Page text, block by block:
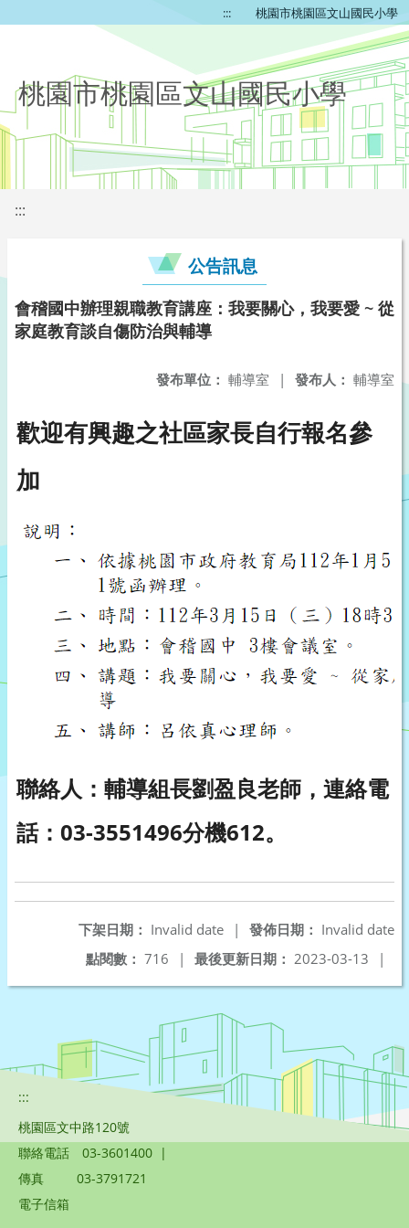
::: 桃園市桃園區文山國民小學
桃園市桃園區文山國民小學
:::
公告訊息
會稽國中辦理親職教育講座：我要關心，我要愛 ~ 從
家庭教育談自傷防治與輔導
發布人： 輔導室
發布單位： 輔導室 |
歡迎有興趣之社區家長自行報名參
加
聯絡人：輔導組長劉盈良老師，連絡電
話：03-3551496分機612。
發佈日期： Invalid date
下架日期： Invalid date
|
最後更新日期： 2023-03-13 |
點閱數： 716 |
:::
桃園區文中路120號
聯絡電話
03-3601400 |
傳真
03-3791721
電子信箱